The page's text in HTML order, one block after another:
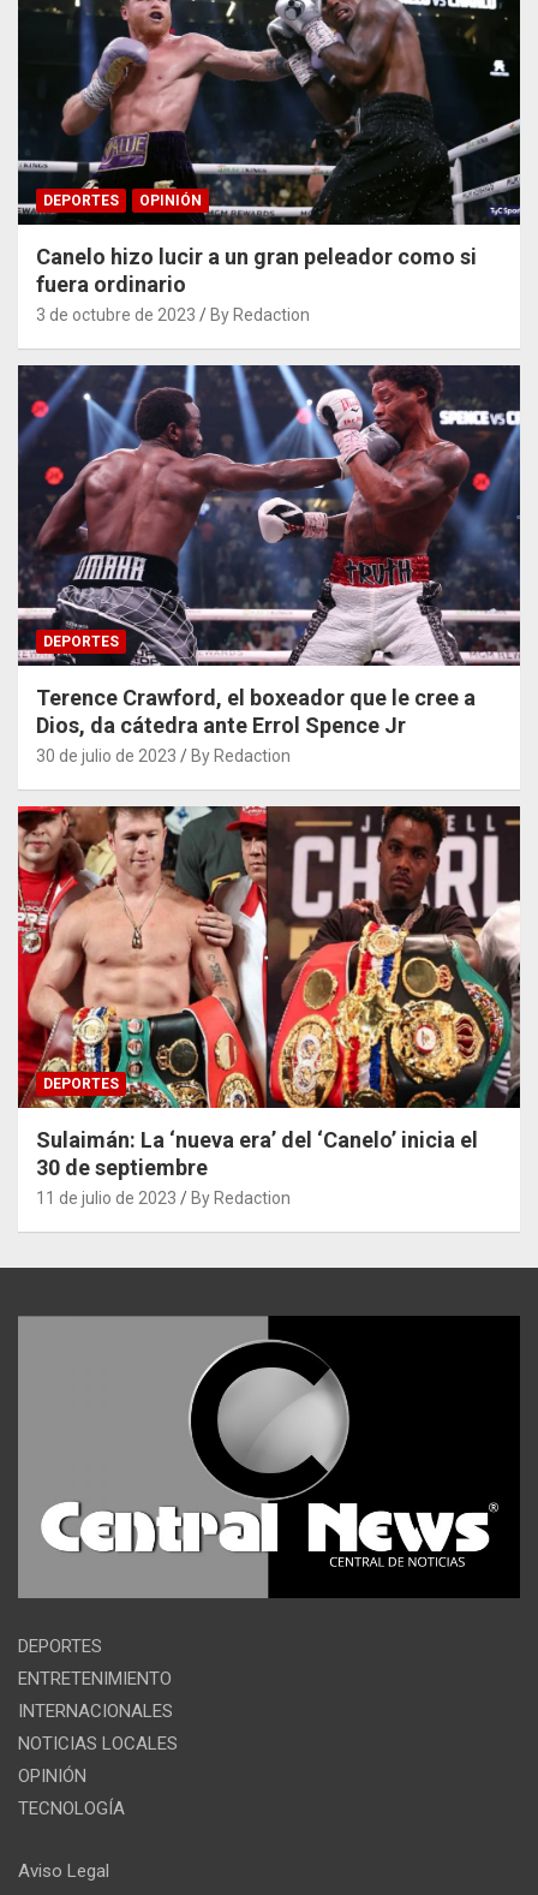
DEPORTES OPINIÓN
Canelo hizo lucir a un gran peleador como si
fuera ordinario
3 de octubre de 2023 By Redaction
DEPORTES
Terence Crawford, el boxeador que le cree a
Dios, da cátedra ante Errol Spence Jr
30 de julio de 2023 By Redaction
DEPORTES
Sulaimán: La ‘nueva era’ del ‘Canelo’ inicia el
30 de septiembre
11 de julio de 2023 By Redaction
DEPORTES
ENTRETENIMIENTO
INTERNACIONALES
NOTICIAS LOCALES
OPINIÓN
TECNOLOGÍA
Aviso Legal